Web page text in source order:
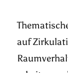
auf